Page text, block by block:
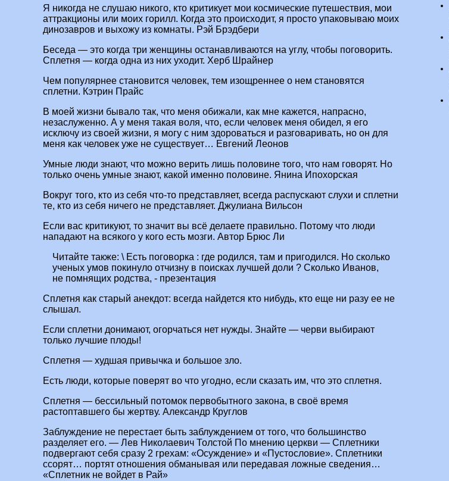
Я никогда не слушаю никого, кто критикует мои космические путешествия, мои
аттракционы или моих горилл. Когда это происходит, я просто упаковываю моих
динозавров и выхожу из комнаты. Рэй Брэдбери
Беседа — это когда три женщины останавливаются на углу, чтобы поговорить.
Сплетня — когда одна из них уходит. Херб Шрайнер
Чем популярнее становится человек, тем изощреннее о нем становятся
сплетни. Кэтрин Прайс
В моей жизни бывало так, что меня обижали, как мне кажется, напрасно,
незаслуженно. А у меня такая воля, что, если человек меня обидел, я его
исключу из своей жизни, я могу с ним здороваться и разговаривать, но он для
меня как человек уже не существует… Евгений Леонов
Умные люди знают, что можно верить лишь половине того, что нам говорят. Но
только очень умные знают, какой именно половине. Янина Ипохорская
Вокруг того, кто из себя что-то представляет, всегда распускают слухи и сплетни
те, кто из себя ничего не представляет. Джулиана Вильсон
Если вас критикуют, то значит вы всё делаете правильно. Потому что люди
нападают на всякого у кого есть мозги. Автор Брюс Ли
Читайте также: \ Есть поговорка : где родился, там и пригодился. Но сколько
ученых умов покинуло отчизну в поисках лучшей доли ? Сколько Иванов,
не помнящих родства, - презентация
Сплетня как старый анекдот: всегда найдется кто нибудь, кто еще ни разу ее не
слышал.
Если сплетни донимают, огорчаться нет нужды. Знайте — черви выбирают
только лучшие плоды!
Сплетня — худшая привычка и большое зло.
Есть люди, которые поверят во что угодно, если сказать им, что это сплетня.
Сплетня — бессильный потомок первобытного закона, в своё время
растоптавшего бы жертву. Александр Круглов
Заблуждение не перестает быть заблуждением от того, что большинство
разделяет его. — Лев Николаевич Толстой По мнению церкви — Сплетники
подвергают себя сразу 2 грехам: «Осуждение» и «Пустословие». Сплетники
ссорят… портят отношения обманывая или передавая ложные сведения…
«Сплетник не войдет в Рай»